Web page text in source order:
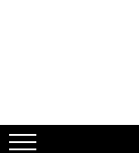
Produse Cosmetice
Reducere 20% la
minimum 3 produse